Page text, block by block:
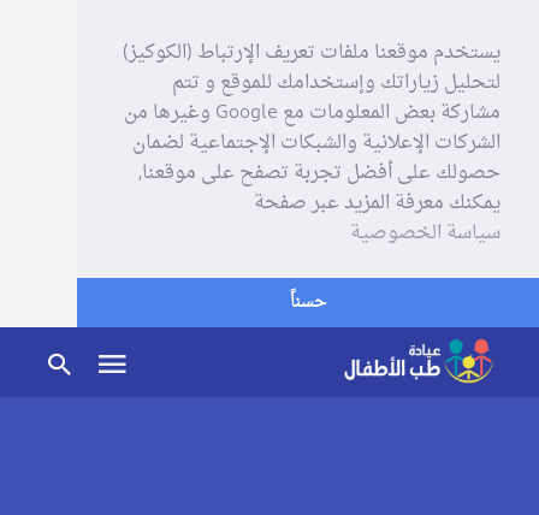
يستخدم موقعنا ملفات تعريف الإرتباط (الكوكيز)
لتحليل زياراتك وإستخدامك للموقع و تتم
مشاركة بعض المعلومات مع Google وغيرها من
الشركات الإعلانية والشبكات الإجتماعية لضمان
حصولك على أفضل تجربة تصفح على موقعنا,
يمكنك معرفة المزيد عبر صفحة
سياسة الخصوصية
حسناً